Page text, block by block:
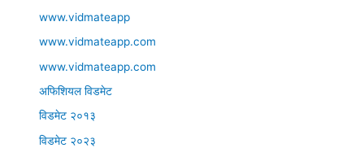
www.vidmateapp
www.vidmateapp.com
www.vidmateapp.com
अफिशियल विडमेट
विडमेट २०१३
विडमेट २०२३